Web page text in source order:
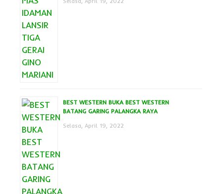
BEST WESTERN BUKA BEST WESTERN
BATANG GARING PALANGKA RAYA
Selasa, April 19, 2022